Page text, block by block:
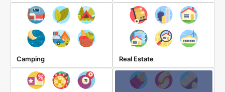
Camping Real Estate